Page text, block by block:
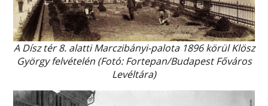
A Dísz tér 8. alatti Marczibányi-palota 1896 körül Klösz
György felvételén (Fotó: Fortepan/Budapest Főváros
Levéltára)